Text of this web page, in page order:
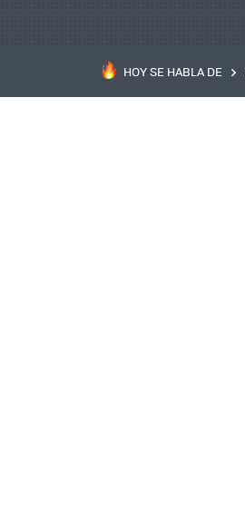
HOY SE HABLA DE